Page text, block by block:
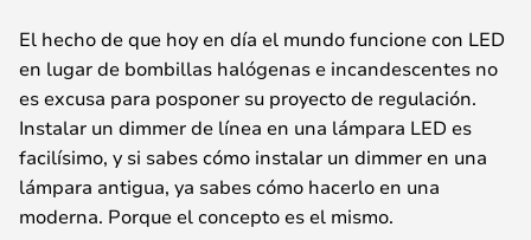
El hecho de que hoy en día el mundo funcione con LED
en lugar de bombillas halógenas e incandescentes no
es excusa para posponer su proyecto de regulación.
Instalar un dimmer de línea en una lámpara LED es
facilísimo, y si sabes cómo instalar un dimmer en una
lámpara antigua, ya sabes cómo hacerlo en una
moderna. Porque el concepto es el mismo.